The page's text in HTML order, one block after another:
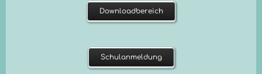
Downloadbereich
Schulanmeldung